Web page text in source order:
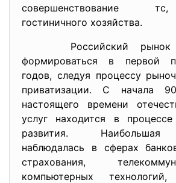
совершенствование
гостиничного хозяйства.
Российский рынок
формироваться в первой
годов, следуя процессу
приватизации. С начала
настоящего времени
услуг находится в процессе
развития. Наибольшая
наблюдалась в сферах
страхования,
компьютерных